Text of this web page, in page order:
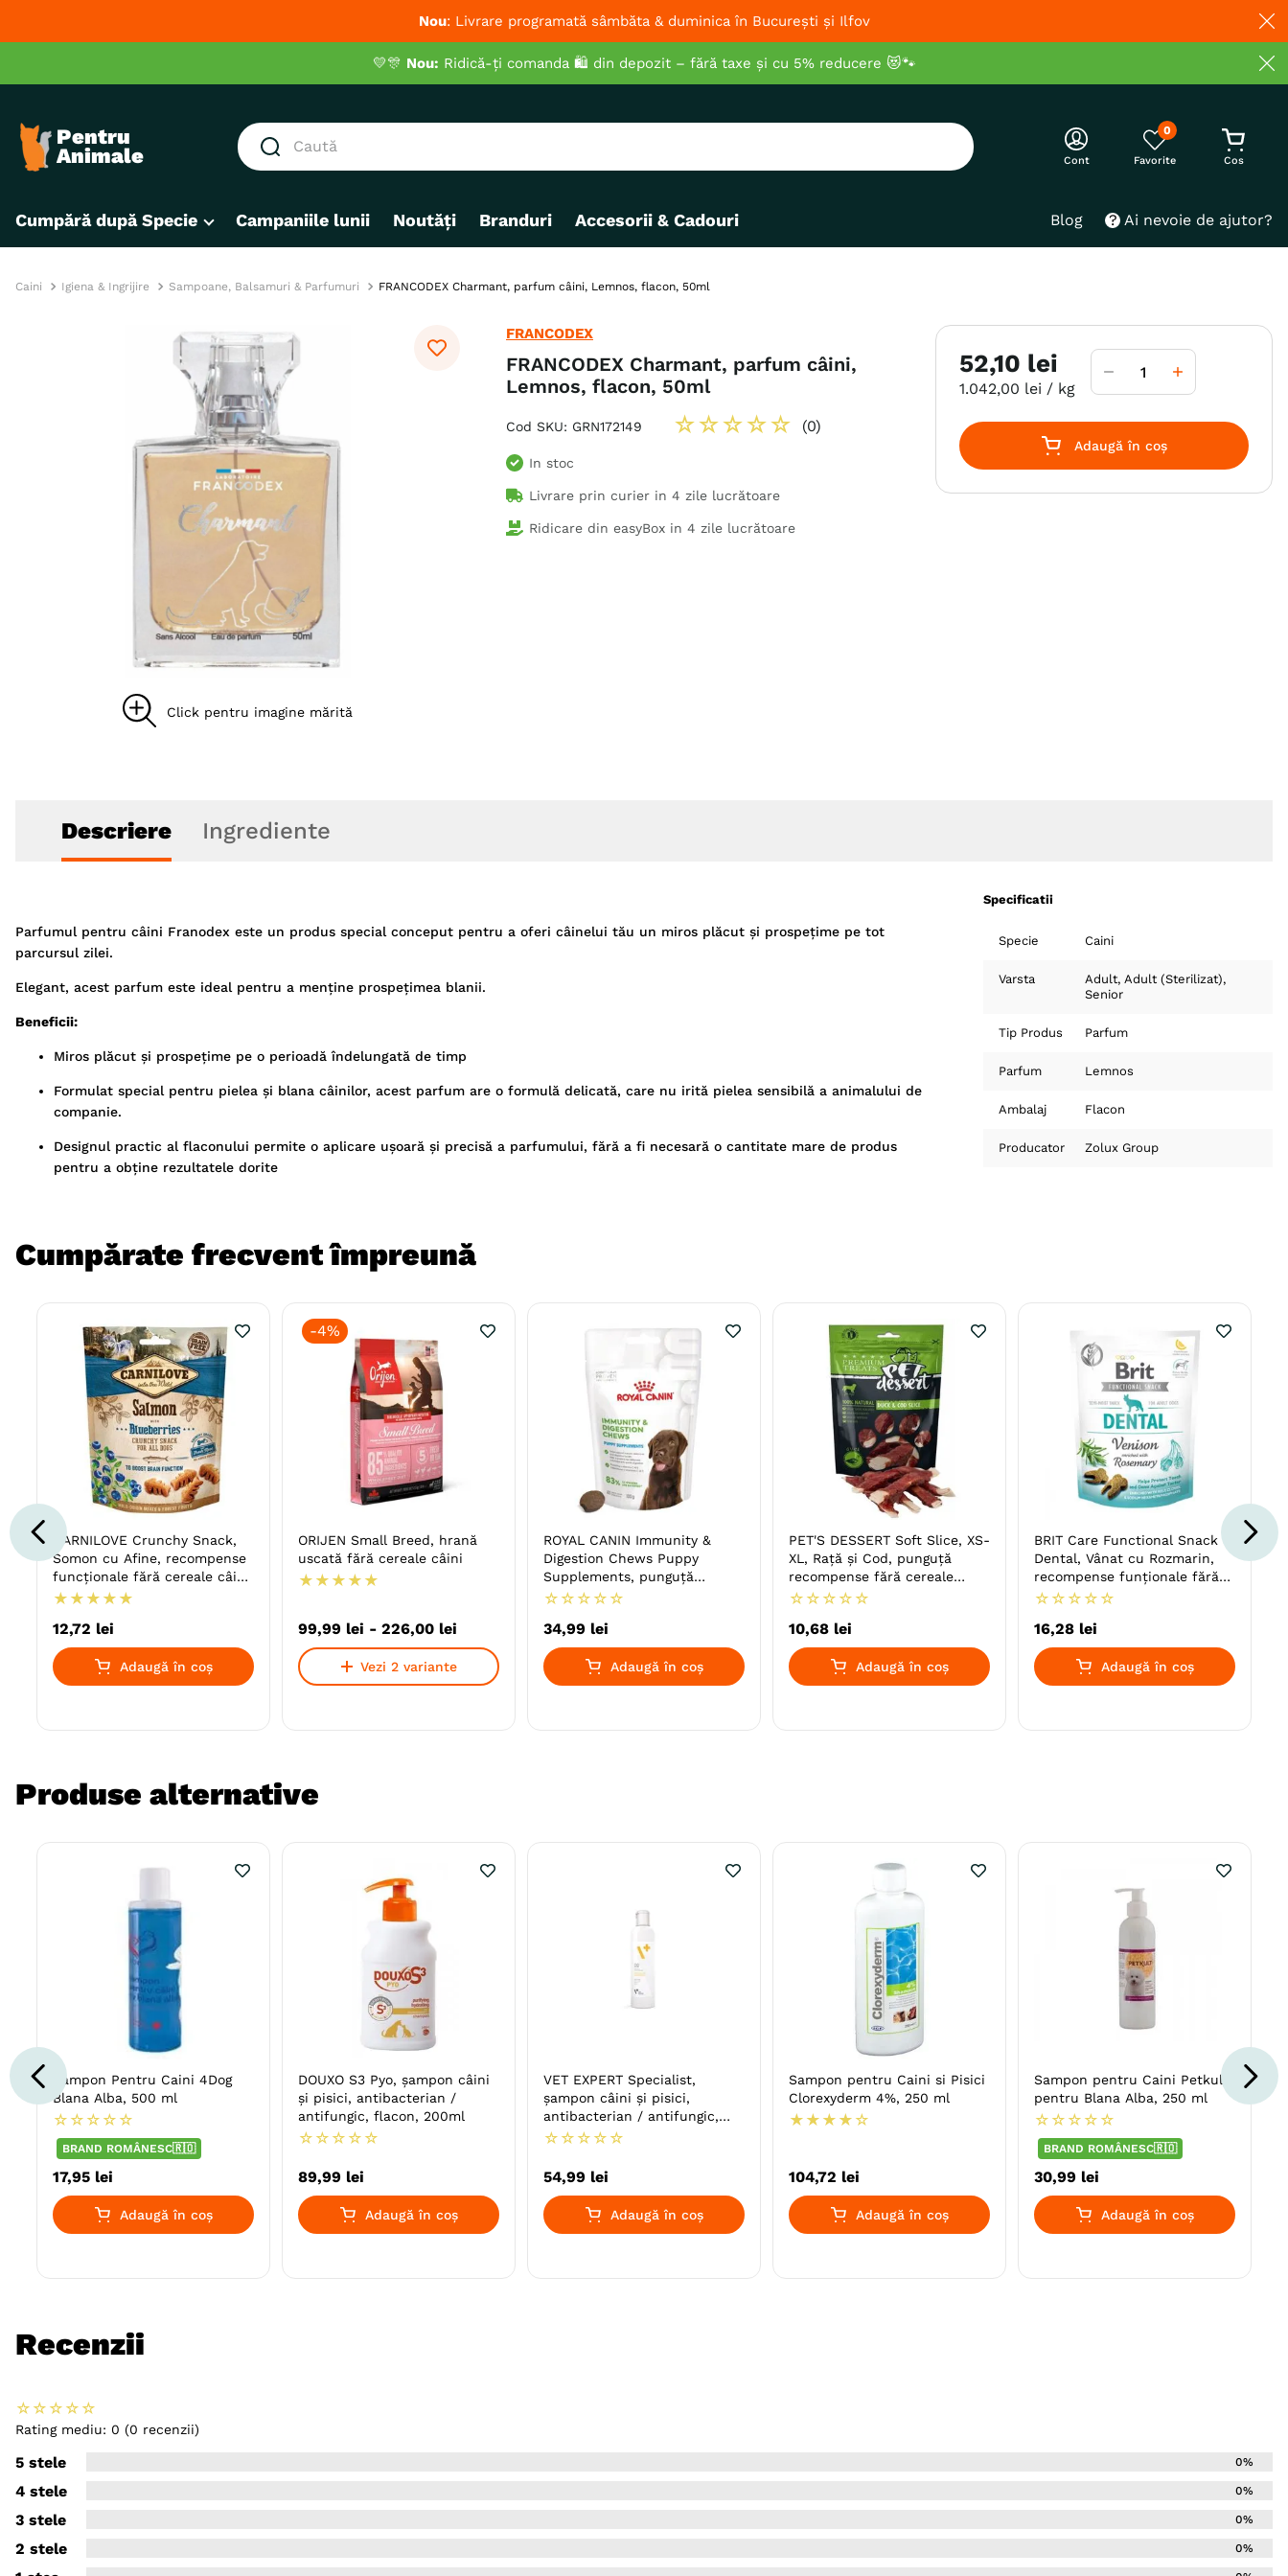
Nou: Livrare programată sâmbăta & duminica în București și Ilfov
💛🎊 Nou: Ridică-ți comanda 🛍️ din depozit – fără taxe și cu 5% reducere 😻🐾
Caută
1. hrana umeda pisici
3. hrana uscata pisici
5
brit
6. hrana uscata câini
7. hypoallergenic
8. acana
9. recompense caini
10. brit caini
Cont
0
Cumpără după Specie Campaniile lunii Noutăți Branduri Accesorii & Cadouri Blog Ai nevoie de ajutor?
Caini Igiena & Ingrijire Sampoane, Balsamuri & Parfumuri FRANCODEX Charmant, parfum câini, Lemnos, flacon, 50ml
FRANCODEX
FRANCODEX Charmant, parfum câini,
Lemnos, flacon, 50ml
Cod SKU: GRN172149 ☆☆☆☆☆ (0)
In stoc
Livrare prin curier in 4 zile lucrătoare
Ridicare din easyBox in 4 zile lucrătoare
52,10 lei
1.042,00 lei / kg
Adaugă în coș
Descriere Ingrediente
Parfumul pentru câini Franodex este un produs special conceput pentru a oferi câinelui tău un miros plăcut și prospețime pe tot
parcursul zilei.
Elegant, acest parfum este ideal pentru a menține prospețimea blanii.
Beneficii:
Miros plăcut și prospețime pe o perioadă îndelungată de timp
Formulat special pentru pielea și blana câinilor, acest parfum are o formulă delicată, care nu irită pielea sensibilă a animalului de
companie.
Designul practic al flaconului permite o aplicare ușoară și precisă a parfumului, fără a fi necesară o cantitate mare de produs
pentru a obține rezultatele dorite
Specificatii
Specie Caini
Varsta Adult Adult (Sterilizat)
Senior
Tip Produs Parfum
Parfum Lemnos
Ambalaj Flacon
Producator Zolux Group
Cumpărate frecvent împreună
CARNILOVE Crunchy Snack,
Somon cu Afine, recompense
funcționale fără cereale câini,
suport neurologic, 200g
★ ★ ★ ★ ★
12,72 lei
Adaugă în coș
-4%
ORIJEN Small Breed, hrană
uscată fără cereale câini
★ ★ ★ ★ ★
99,99 lei - 226,00 lei
Vezi 2 variante
ROYAL CANIN Immunity &
Digestion Chews Puppy
Supplements, punguță
recompense funcționale câini
digestiv, 100g
☆ ☆ ☆ ☆ ☆
34,99 lei
Adaugă în coș
PET'S DESSERT Soft Slice, XS-
XL, Rață și Cod, punguță
recompense fără cereale
câini, 80g
☆ ☆ ☆ ☆ ☆
10,68 lei
Adaugă în coș
BRIT Care Functional Snack
Dental, Vânat cu Rozmarin,
recompense funționale fără
cereale câini, sensibilități
☆ ☆ ☆ ☆ ☆
16,28 lei
Adaugă în coș
Produse alternative
Sampon Pentru Caini 4Dog
Blana Alba, 500 ml
☆ ☆ ☆ ☆ ☆
BRAND ROMÂNESC🇷🇴
17,95 lei
Adaugă în coș
DOUXO S3 Pyo, șampon câini
și pisici, antibacterian /
antifungic, flacon, 200ml
☆ ☆ ☆ ☆ ☆
89,99 lei
Adaugă în coș
VET EXPERT Specialist,
șampon câini și pisici,
antibacterian / antifungic,
flacon, 250ml
☆ ☆ ☆ ☆ ☆
54,99 lei
Adaugă în coș
Sampon pentru Caini si Pisici
Clorexyderm 4%, 250 ml
★ ★ ★ ★ ☆
104,72 lei
Adaugă în coș
Sampon pentru Caini Petkult
pentru Blana Alba, 250 ml
☆ ☆ ☆ ☆ ☆
BRAND ROMÂNESC🇷🇴
30,99 lei
Adaugă în coș
Recenzii
☆ ☆ ☆ ☆ ☆
Rating mediu: 0 (0 recenzii)
5 stele 0%
4 stele 0%
3 stele 0%
2 stele 0%